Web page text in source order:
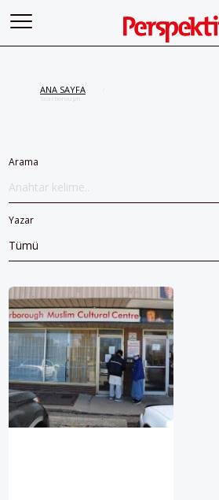
ANA SAYFA
Scarborough
Arama
Yazar
Tümü